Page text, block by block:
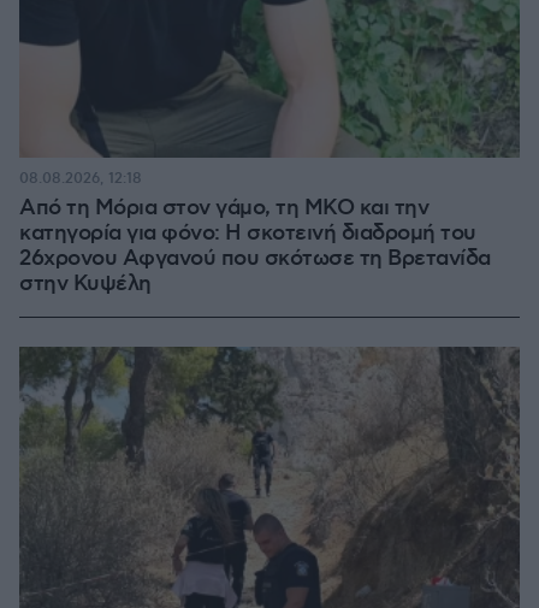
Από τη Μόρια στον γάμο, τη ΜΚΟ και την
κατηγορία για φόνο: Η σκοτεινή διαδρομή του
26χρονου Αφγανού που σκότωσε τη Βρετανίδα
στην Κυψέλη
08.08.2026, 12:18